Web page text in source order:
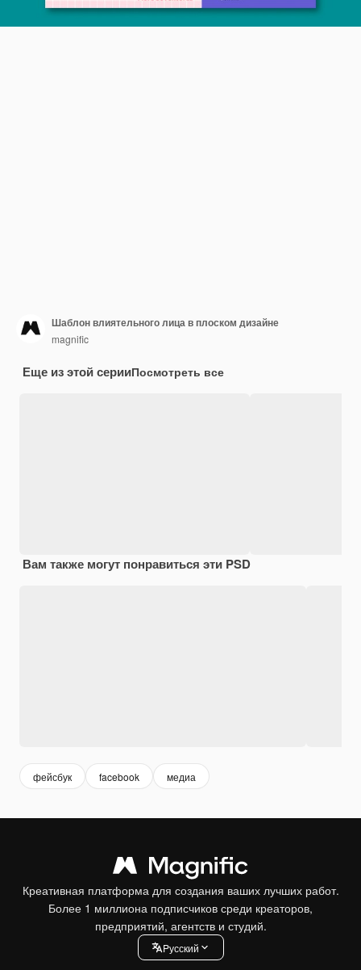
Шаблон влиятельного лица в плоском дизайне
magnific
Еще из этой серииПосмотреть все
Вам также могут понравиться эти PSD
фейсбук facebook медиа
Креативная платформа для создания ваших лучших работ.
Более 1 миллиона подписчиков среди креаторов,
предприятий, агентств и студий.
Pусский